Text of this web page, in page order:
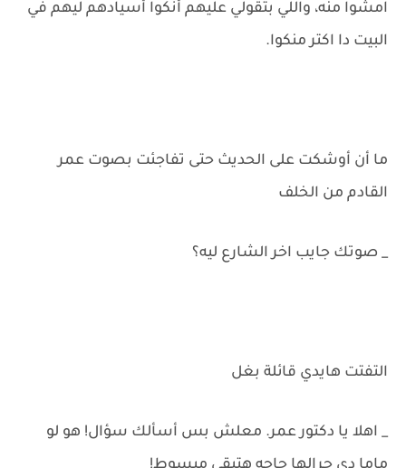
امشوا منه، واللي بتقولي عليهم أنكوا أسيادهم ليهم في
البيت دا اكتر منكوا.
ما أن أوشكت على الحديث حتى تفاجئت بصوت عمر
القادم من الخلف
_ صوتك جايب اخر الشارع ليه؟
التفتت هايدي قائلة بغل
_ اهلا يا دكتور عمر. معلش بس أسألك سؤال! هو لو